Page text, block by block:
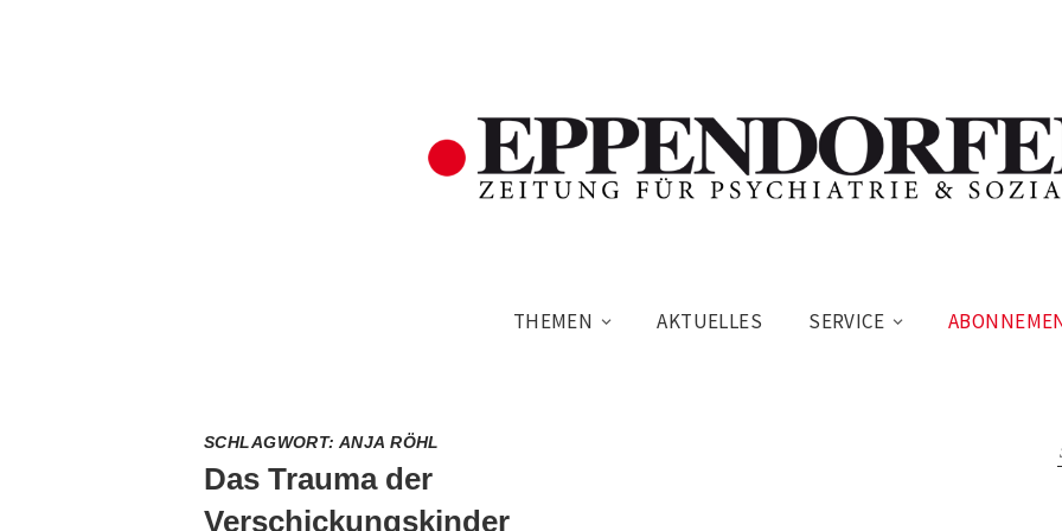
THEMEN AKTUELLES SERVICE
SCHLAGWORT:ANJA RÖHL
Das Trauma der
Verschickungskinder